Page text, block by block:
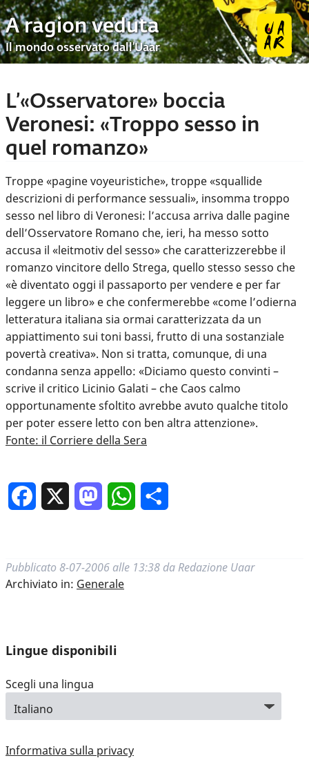
A ragion veduta
Il mondo osservato dall’Uaar
L’«Osservatore» boccia
Veronesi: «Troppo sesso in
quel romanzo»
Troppe «pagine voyeuristiche», troppe «squallide
descrizioni di performance sessuali», insomma troppo
sesso nel libro di Veronesi: l’accusa arriva dalle pagine
dell’Osservatore Romano che, ieri, ha messo sotto
accusa il «leitmotiv del sesso» che caratterizzerebbe il
romanzo vincitore dello Strega, quello stesso sesso che
«è diventato oggi il passaporto per vendere e per far
leggere un libro» e che confermerebbe «come l’odierna
letteratura italiana sia ormai caratterizzata da un
appiattimento sui toni bassi, frutto di una sostanziale
povertà creativa». Non si tratta, comunque, di una
condanna senza appello: «Diciamo questo convinti –
scrive il critico Licinio Galati – che Caos calmo
opportunamente sfoltito avrebbe avuto qualche titolo
per poter essere letto con ben altra attenzione».
Fonte: il Corriere della Sera
Facebook MastodonWhatsApp
Pubblicato 8-07-2006 alle 13:38 da Redazione Uaar
Archiviato in: Generale
Lingue disponibili
Scegli una lingua
Informativa sulla privacy